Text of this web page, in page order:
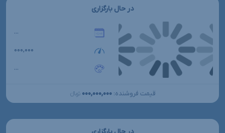
در حال بارگزاری
...
۰۰۰,۰۰۰
...
قیمت فروشنده: ۰۰۰,۰۰۰,۰۰۰ تومانءءء